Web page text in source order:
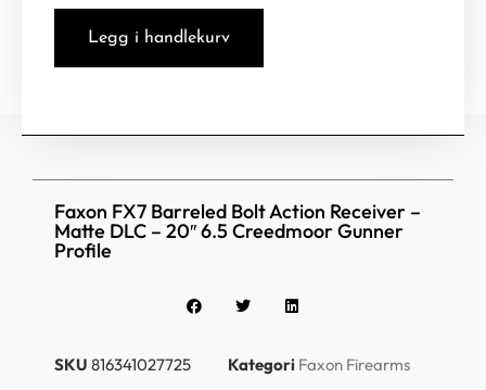
Legg i handlekurv
Faxon FX7 Barreled Bolt Action Receiver –
Matte DLC – 20″ 6.5 Creedmoor Gunner
Profile
SKU 816341027725 Kategori Faxon Firearms